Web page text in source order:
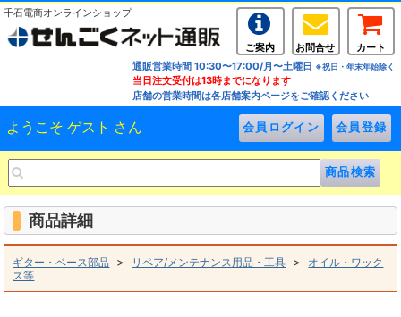
千石電商オンラインショップ
ご案内 お問合せ
カート
通販営業時間 10:30〜17:00/月〜土曜日 ※祝日・年末年始除く
当日注文受付は13時までになります
店舗の営業時間は各店舗案内ページをご確認ください
ようこそ ゲスト さん
商品詳細
ギター・ベース部品 > リペア/メンテナンス用品・工具 > オイル・ワック
ス等